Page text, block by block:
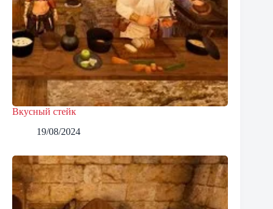
Вкусный стейк
19/08/2024